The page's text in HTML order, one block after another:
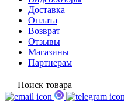
Доставка
Оплата
Возврат
Отзывы
Магазины
Партнерам
Поиск товара